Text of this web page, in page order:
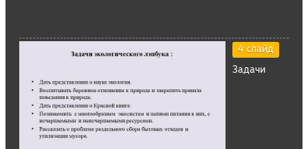
4 слайд
Задачи